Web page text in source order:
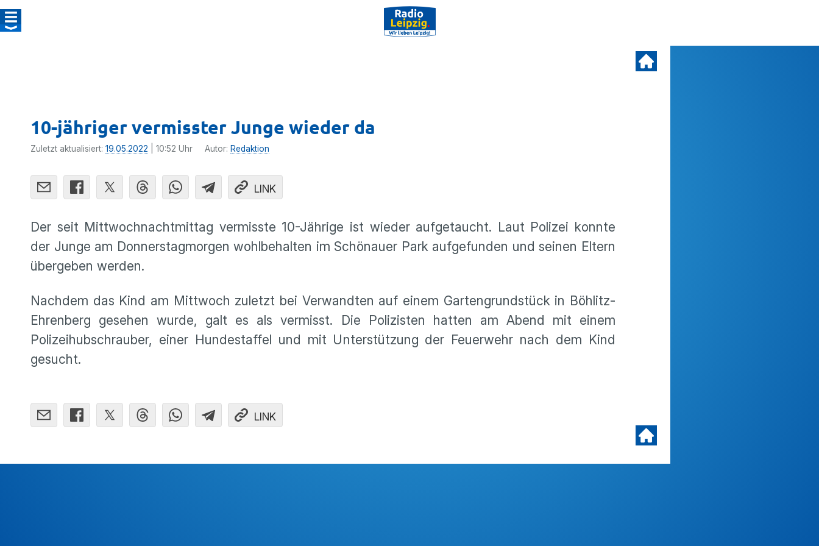
10-jähriger vermisster Junge wieder da
Zuletzt aktualisiert: 19.05.2022 | 10:52 Uhr Autor: Redaktion
LINK
Der seit Mittwochnachtmittag vermisste 10-Jährige ist wieder aufgetaucht. Laut Polizei konnte
der Junge am Donnerstagmorgen wohlbehalten im Schönauer Park aufgefunden und seinen Eltern
übergeben werden.
Nachdem das Kind am Mittwoch zuletzt bei Verwandten auf einem Gartengrundstück in Böhlitz-
Ehrenberg gesehen wurde, galt es als vermisst. Die Polizisten hatten am Abend mit einem
Polizeihubschrauber, einer Hundestaffel und mit Unterstützung der Feuerwehr nach dem Kind
gesucht.
LINK